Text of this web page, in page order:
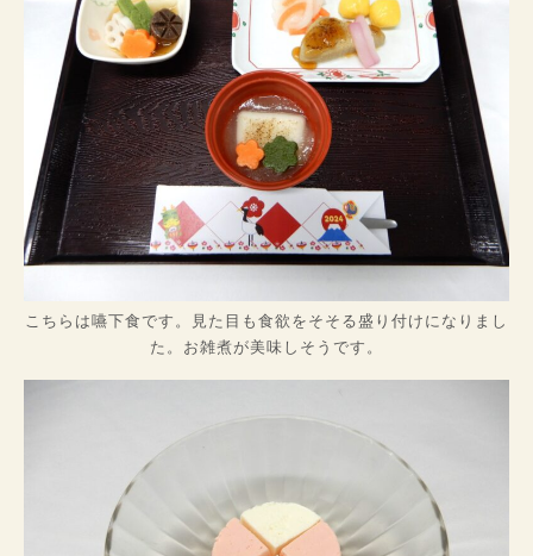
こちらは嚥下食です。見た目も食欲をそそる盛り付けになりまし
た。お雑煮が美味しそうです。